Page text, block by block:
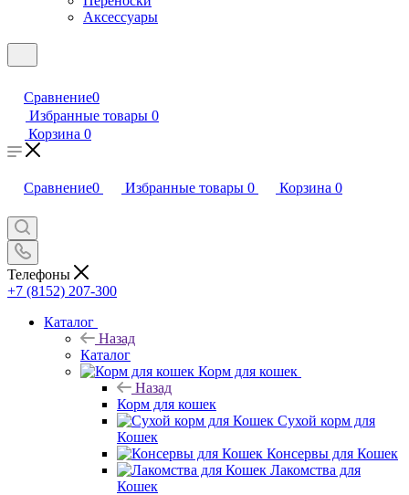
Аксессуары
Сравнение0
Избранные товары 0
Корзина 0
Сравнение0 Избранные товары 0 Корзина 0
Телефоны
+7 (8152) 207-300
Каталог
Назад
Каталог
Корм для кошек
Назад
Корм для кошек
Сухой корм для
Кошек
Консервы для Кошек
Лакомства для
Кошек